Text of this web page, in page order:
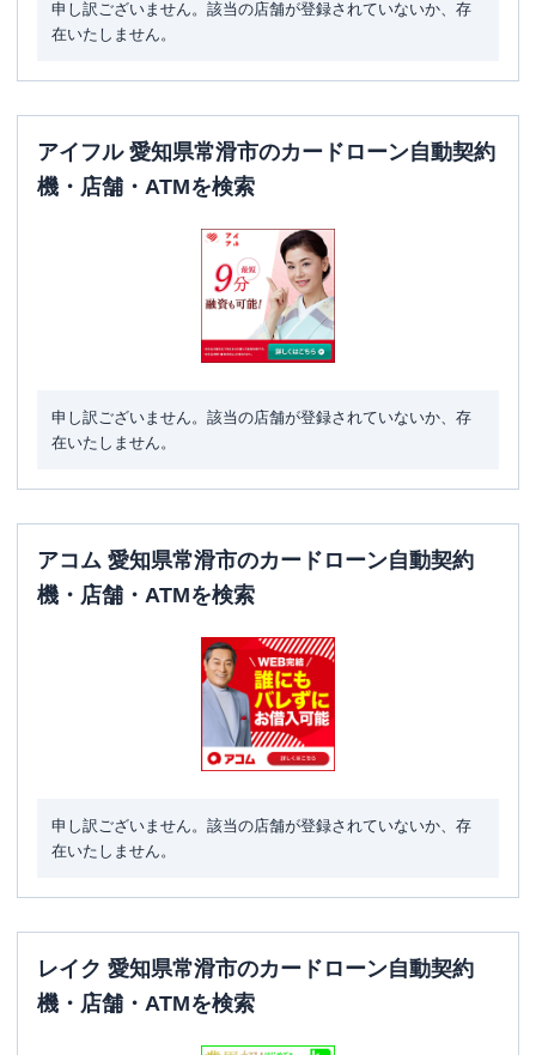
申し訳ございません。該当の店舗が登録されていないか、存
在いたしません。
アイフル 愛知県常滑市のカードローン自動契約
機・店舗・ATMを検索
申し訳ございません。該当の店舗が登録されていないか、存
在いたしません。
アコム 愛知県常滑市のカードローン自動契約
機・店舗・ATMを検索
申し訳ございません。該当の店舗が登録されていないか、存
在いたしません。
レイク 愛知県常滑市のカードローン自動契約
機・店舗・ATMを検索